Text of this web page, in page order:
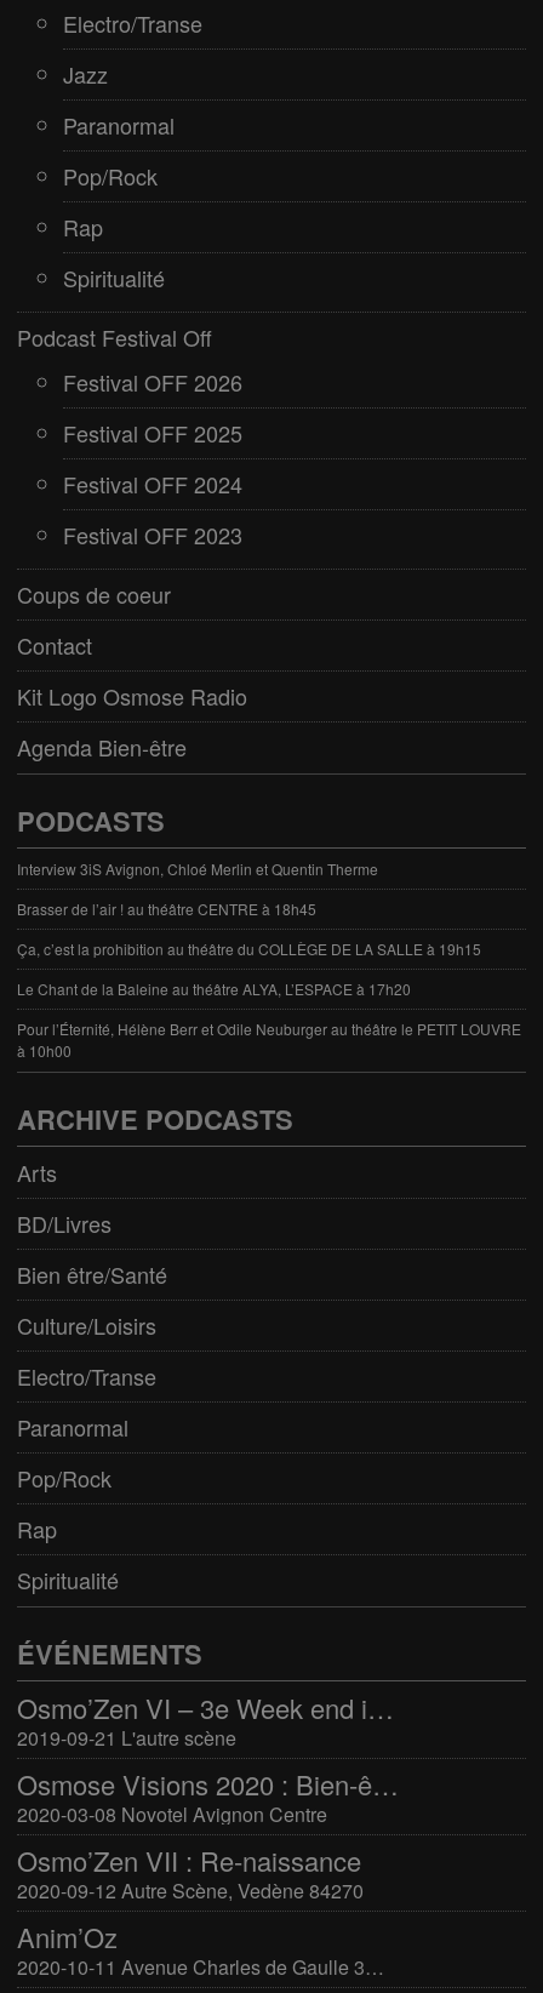
Electro/Transe
Jazz
Paranormal
Pop/Rock
Rap
Spiritualité
Podcast Festival Off
Festival OFF 2026
Festival OFF 2025
Festival OFF 2024
Festival OFF 2023
Coups de coeur
Contact
Kit Logo Osmose Radio
Agenda Bien-être
PODCASTS
Interview 3iS Avignon, Chloé Merlin et Quentin Therme
Brasser de l’air ! au théâtre CENTRE à 18h45
Ça, c’est la prohibition au théâtre du COLLÈGE DE LA SALLE à 19h15
Le Chant de la Baleine au théâtre ALYA, L’ESPACE à 17h20
Pour l’Éternité, Hélène Berr et Odile Neuburger au théâtre le PETIT LOUVRE
à 10h00
ARCHIVE PODCASTS
Arts
BD/Livres
Bien être/Santé
Culture/Loisirs
Electro/Transe
Paranormal
Pop/Rock
Rap
Spiritualité
ÉVÉNEMENTS
Osmo’Zen VI – 3e Week end international du bien-être
2019-09-21 L'autre scène
Osmose Visions 2020 : Bien-être et arts divinatoires
2020-03-08 Novotel Avignon Centre
Osmo’Zen VII : Re-naissance
2020-09-12 Autre Scène, Vedène 84270
Anim’Oz
2020-10-11 Avenue Charles de Gaulle 30400 Villeneuve-Lès-Avignon